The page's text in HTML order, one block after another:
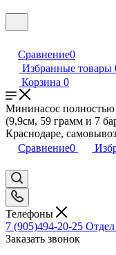
Сравнение0
Избранные товары
Корзина 0
Мининасос
(9,9см, 59 грамм и 7
Краснодаре,
Сравнение0
Телефоны
7 (905)494-20-25
Заказать звонок